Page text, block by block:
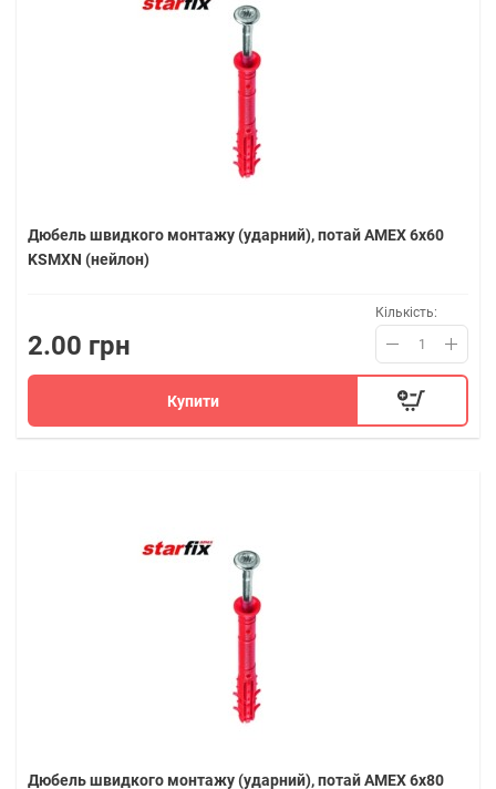
Дюбель швидкого монтажу (ударний), потай AMEX 6х60
KSMXN (нейлон)
2.00 грн
Кількість:
Купити
Дюбель швидкого монтажу (ударний), потай AMEX 6х80